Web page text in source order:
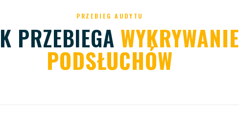
PRZEBIEG AUDYTU
PRZEBIEGA WYKRYWANIE
PODSŁUCHÓW